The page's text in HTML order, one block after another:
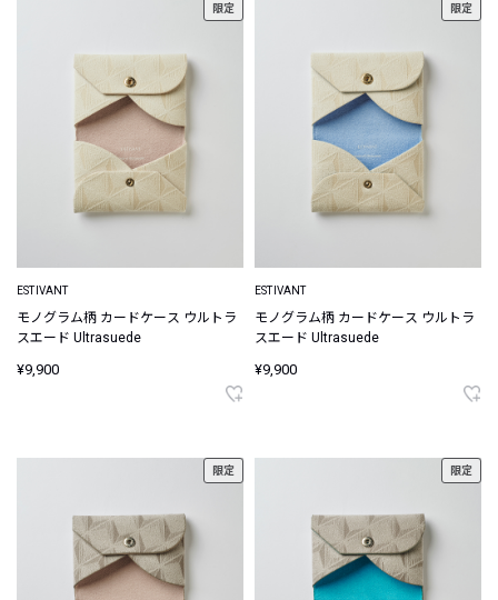
限定
ESTIVANT
モノグラム柄 カードケース ウルトラ
スエード Ultrasuede
¥9,900
限定
ESTIVANT
モノグラム柄 カードケース ウルトラ
スエード Ultrasuede
¥9,900
限定 限定